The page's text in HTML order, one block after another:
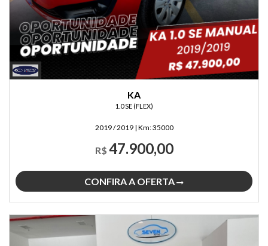
KA
1.0 SE (FLEX)
2019 / 2019 | Km:35000
R$ 47.900,00
CONFIRA A OFERTA